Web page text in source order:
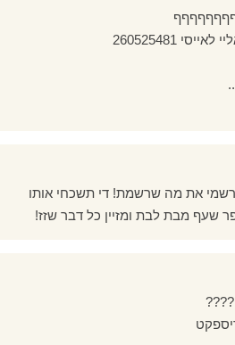
260525481
את מה שרשמת! די תשכחי אותו
שעף מבת לבת ומזיין כל דבר שזז!